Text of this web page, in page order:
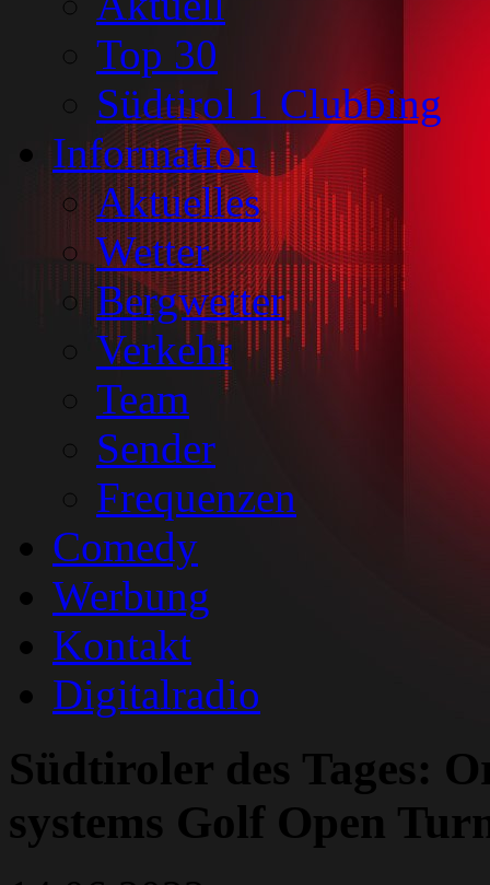
Top 30
Südtirol 1 Clubbing
Information
Aktuelles
Wetter
Bergwetter
Verkehr
Team
Sender
Frequenzen
Comedy
Werbung
Kontakt
Digitalradio
Südtiroler des Tages:
systems Golf Open